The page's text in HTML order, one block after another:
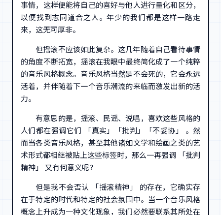
事情，这样便能将自己的喜好与他人进行量化和区分，
以便找到志同道合之人。年少的我们都是这样一路走
来，这无可厚非。
但摇滚不应该如此复杂。这几年随着自己看待事情
的角度不断拓宽，摇滚在我眼中最终简化成了一个纯粹
的音乐风格概念。音乐风格当然是不会死的，它会永远
活着，并伴随着下一个音乐潮流的来临而激发出新的活
力。
有意思的是，摇滚、民谣、说唱，喜欢这些风格的
人们都在强调它们 「真实」「批判」「不妥协」 。然
而当各类音乐风格，甚至其他诸如文学和绘画之类的艺
术形式都相继被贴上这些标签时，那么一再强调 「批判
精神」 又有何意义呢？
但是我不会否认 「摇滚精神」 的存在，它确实存
在于特定的时代和特定的社会氛围中。当一个音乐风格
概念上升成为一种文化现象，我们必然要联系其所处在